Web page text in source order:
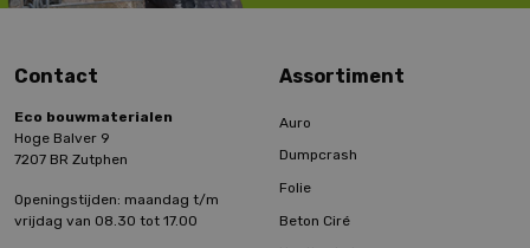
Contact
Eco bouwmaterialen
Hoge Balver 9
7207 BR Zutphen
Openingstijden: maandag t/m
vrijdag van 08.30 tot 17.00
Assortiment
Auro
Dumpcrash
Folie
Beton Ciré